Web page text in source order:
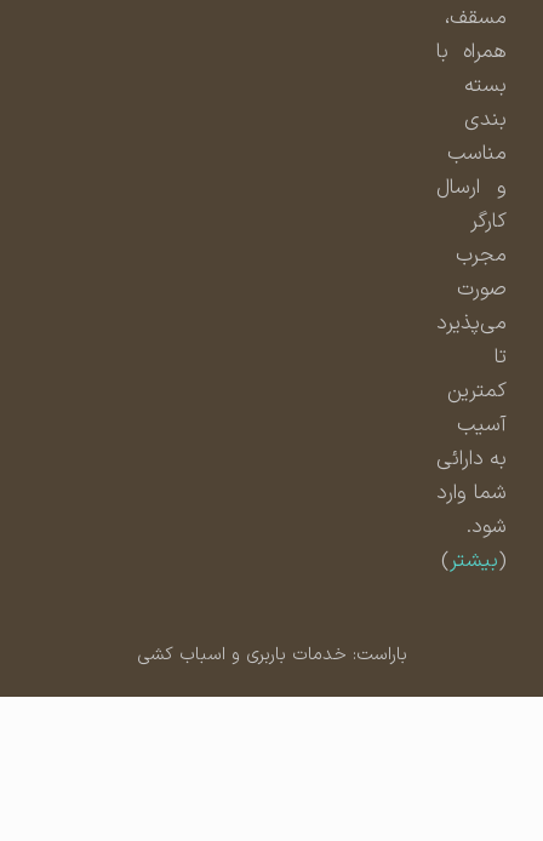
مسقف،
همراه با
بسته
بندی
مناسب
و ارسال
مجرب
صورت
می‌پذیرد
کمترین
آسیب
به دارائی
شما وارد
شود.
بیشتر)
باراست: خدمات باربری و اسباب کشی